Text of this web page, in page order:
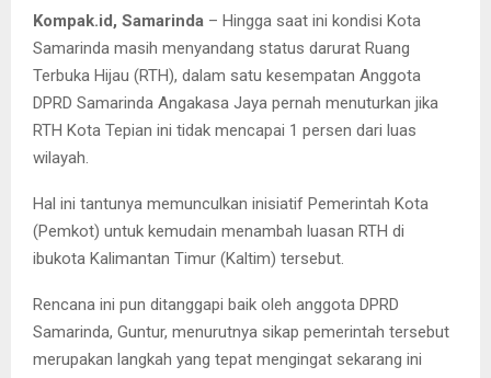
Kompak.id, Samarinda – Hingga saat ini kondisi Kota
Samarinda masih menyandang status darurat Ruang
Terbuka Hijau (RTH), dalam satu kesempatan Anggota
DPRD Samarinda Angakasa Jaya pernah menuturkan jika
RTH Kota Tepian ini tidak mencapai 1 persen dari luas
wilayah.
Hal ini tantunya memunculkan inisiatif Pemerintah Kota
(Pemkot) untuk kemudain menambah luasan RTH di
ibukota Kalimantan Timur (Kaltim) tersebut.
Rencana ini pun ditanggapi baik oleh anggota DPRD
Samarinda, Guntur, menurutnya sikap pemerintah tersebut
merupakan langkah yang tepat mengingat sekarang ini